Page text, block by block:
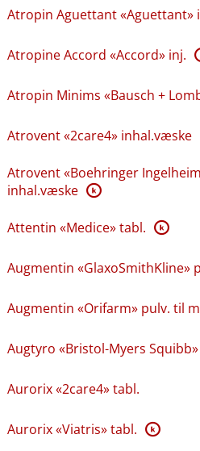
Atropin Aguettant «Aguettant»
Atropine Accord «Accord» inj.
Atropin Minims «Bausch +
Atrovent «2care4» inhal.væske
Atrovent «Boehringer
inhal.væske K
Attentin «Medice» tabl. K
Augmentin «GlaxoSmithKline»
Augmentin «Orifarm» pulv. til
Augtyro «Bristol-Myers
Aurorix «2care4» tabl.
Aurorix «Viatris» tabl. K